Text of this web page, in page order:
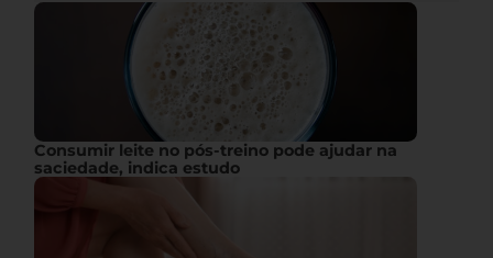
Consumir leite no pós-treino pode ajudar na
saciedade, indica estudo